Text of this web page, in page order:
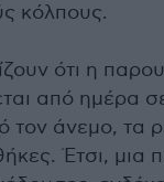
κόλπους.
ότι η
από ημέρα
τον άνεμο, τα
Έτσι, μια